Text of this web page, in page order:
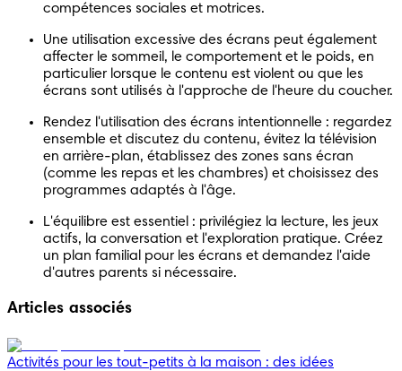
compétences sociales et motrices.
Une utilisation excessive des écrans peut également
affecter le sommeil, le comportement et le poids, en
particulier lorsque le contenu est violent ou que les
écrans sont utilisés à l'approche de l'heure du coucher.
Rendez l'utilisation des écrans intentionnelle : regardez
ensemble et discutez du contenu, évitez la télévision
en arrière-plan, établissez des zones sans écran
(comme les repas et les chambres) et choisissez des
programmes adaptés à l'âge.
L'équilibre est essentiel : privilégiez la lecture, les jeux
actifs, la conversation et l'exploration pratique. Créez
un plan familial pour les écrans et demandez l'aide
d'autres parents si nécessaire.
Articles associés
Activités pour les tout-petits à la maison : des idées